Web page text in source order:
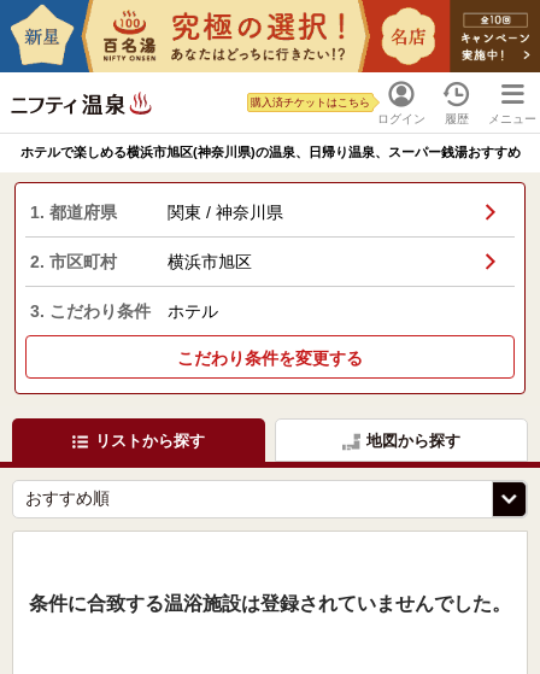
ログイン
購入済チケットはこちら
履歴 メニュー
ホテルで楽しめる横浜市旭区(神奈川県)の温泉、日帰り温泉、スーパー銭湯おすすめ
1. 都道府県 関東 / 神奈川県
2. 市区町村 横浜市旭区
3. こだわり条件 ホテル
こだわり条件を変更する
リストから探す 地図から探す
条件に合致する温浴施設は登録されていませんでした。